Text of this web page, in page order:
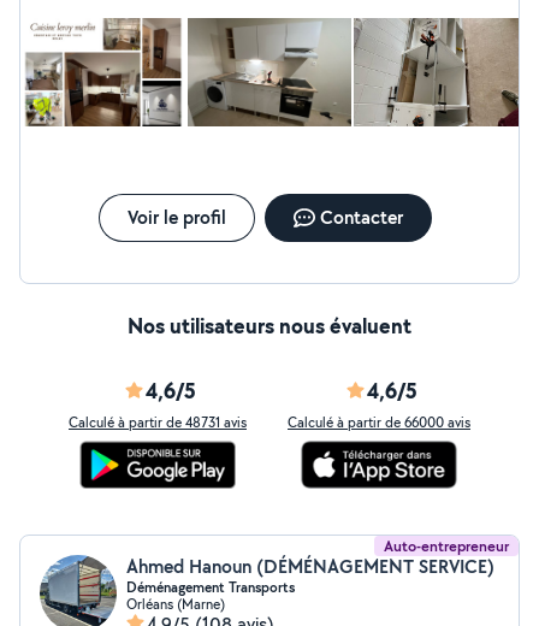
Voir le profil Contacter
Nos utilisateurs nous évaluent
4,6/5
Calculé à partir de 48731 avis
4,6/5
Calculé à partir de 66000 avis
Auto-entrepreneur
Ahmed Hanoun (DÉMÉNAGEMENT SERVICE)
Déménagement Transports
Orléans (Marne)